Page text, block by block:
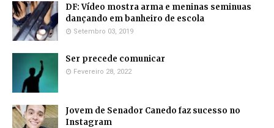
DF: Vídeo mostra arma e meninas seminuas
dançando em banheiro de escola
Setembro 03, 2019
Ser precede comunicar
Fevereiro 28, 2022
Jovem de Senador Canedo faz sucesso no
Instagram